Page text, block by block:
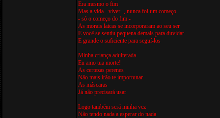
Era mesmo o fim
Mas a vida - viver -, nunca foi um começo
- só o começo do fim -
As morais laicas se incorporaram ao seu ser
E você se sentiu pequena demais para duvidar
E grande o suficiente para seguí-los
Minha criança adulterada
Eu amo tua morte!
As certezas perenes
Não mais irão te importunar
As máscaras
Já não precisará usar
Logo também será minha vez
Não tendo nada a esperar do nada